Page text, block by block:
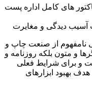
های کامل اداره پست
دیدگی و مغایرت
نامفهوم از صنعت چاپ و
و متون بلکه روزنامه و
و برای شرایط فعلی
هدف بهبود ابزارهای